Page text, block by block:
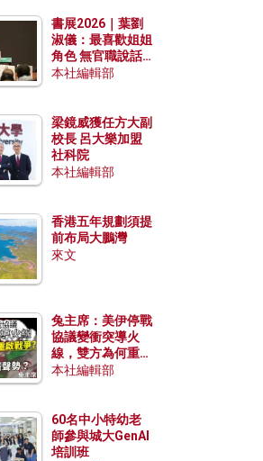
書展2026｜葉劉
淑儀：最喜歡姐姐
角色 無官職說話
包袱少
本社編輯部
梁鏡威獲任方大副
校長 呂大樂加盟
社科院
本社編輯部
香港五年規劃須提
前布局大鵬灣
來文
兔主席：美伊停戰
協議變衝突導火
線，雙方為何重啟
戰爭？伊朗一早洞
本社編輯部
60名中小特幼老
師參與城大GenAI
培訓班